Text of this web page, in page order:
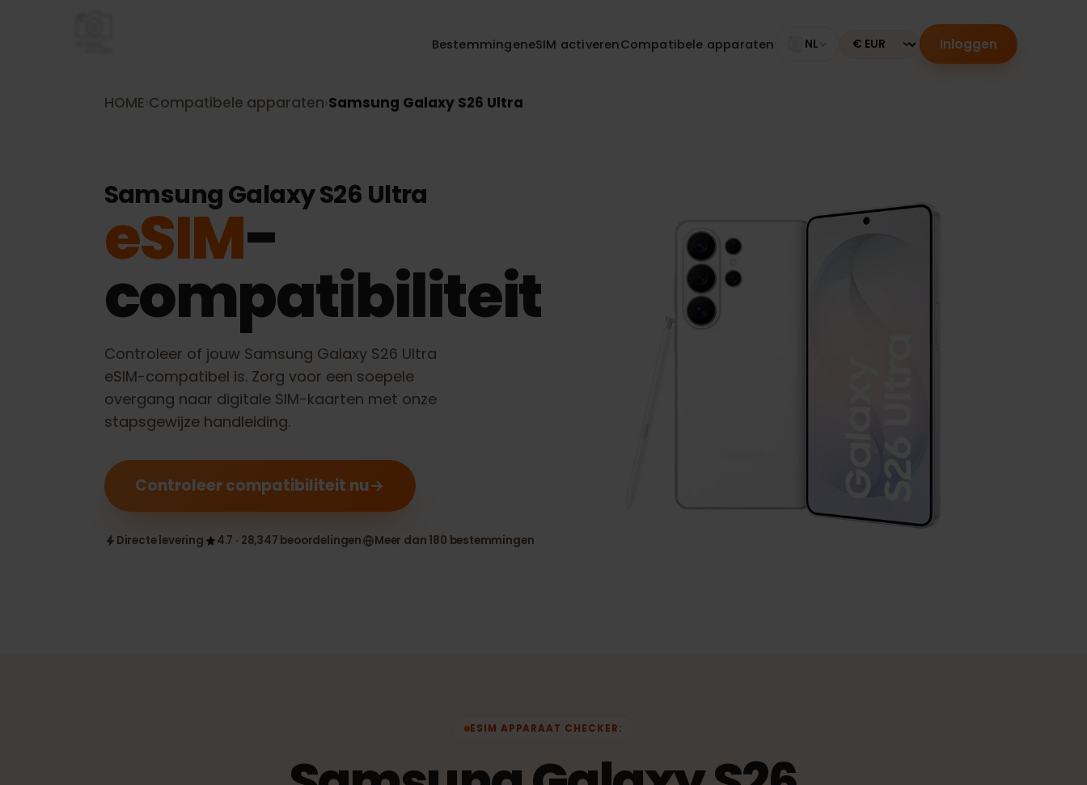
Bestemmingen eSIM activerenCompatibele apparaten NL Currency Inloggen
HOME›Compatibele apparaten›Samsung Galaxy S26 Ultra
Samsung Galaxy S26 Ultra
eSIM-
compatibiliteit
Controleer of jouwSamsung Galaxy S26 Ultra
eSIM-compatibel is. Zorg voor een soepele
overgang naar digitale SIM-kaarten met onze
Controleer compatibiliteit nu
ESIM APPARAAT CHECKER: